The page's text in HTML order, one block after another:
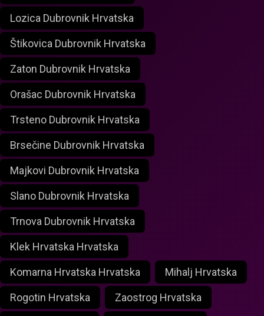
Lozica Dubrovnik Hrvatska
Štikovica Dubrovnik Hrvatska
Zaton Dubrovnik Hrvatska
Orašac Dubrovnik Hrvatska
Trsteno Dubrovnik Hrvatska
Brsečine Dubrovnik Hrvatska
Majkovi Dubrovnik Hrvatska
Slano Dubrovnik Hrvatska
Trnova Dubrovnik Hrvatska
Klek Hrvatska Hrvatska
Komarna Hrvatska Hrvatska Mihalj Hrvatska
Rogotin Hrvatska Zaostrog Hrvatska